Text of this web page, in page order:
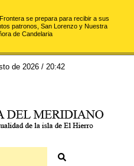
se prepara para recibir a sus
patronos, San Lorenzo y Nuestra
de Candelaria
de 2026 / 20:42